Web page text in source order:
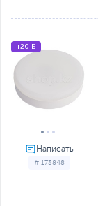
# 173848
+20 Б